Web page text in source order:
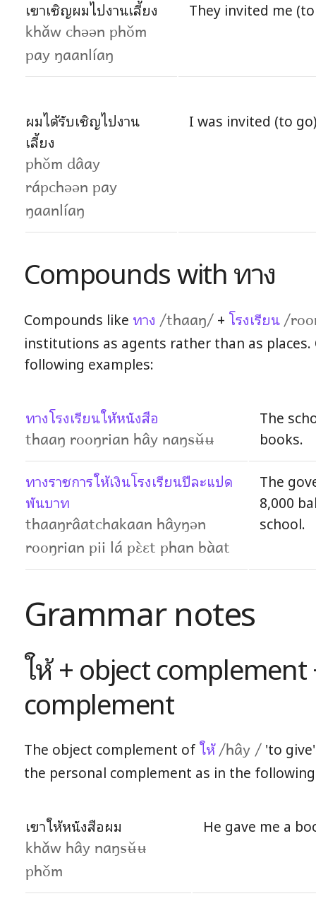
เขาเชิญผมไปงานเลี้ยง
khǎw chəən phǒm
pay ŋaanlíaŋ
They invited me
ผมได้รับเชิญไปงาน
เลี้ยง
phǒm dâay
rápchəən pay
ŋaanlíaŋ
I was invited (to
Compounds with ทาง
Compounds like ทาง /thaaŋ/+ โรงเรียน /
institutions as agents rather than as places.
following examples:
ทางโรงเรียนให้หนังสือ
thaaŋ rooŋrian hây naŋsʉ̌ʉ
The
books.
ทางราชการให้เงินโรงเรียนปีละแปด
พันบาท
thaaŋrâatchakaan hâyŋən
rooŋrian pii lá pɛ̀ɛt phan bàat
The
8,000
school.
Grammar notes
ให้ + object complement
complement
The object complement of ให้ /hây /'to give'
the personal complement as in the
เขาให้หนังสือผม
khǎw hây naŋsʉ̌ʉ
phǒm
He gave me a